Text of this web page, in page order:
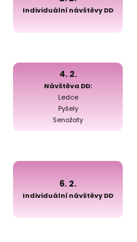
Individuální návštěvy DD
4. 2.
Návštěva DD:
Ledce
Pyšely
Senožaty
6. 2.
Individuální návštěvy DD